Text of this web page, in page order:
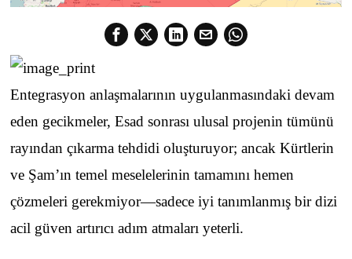
Entegrasyon anlaşmalarının uygulanmasındaki devam
eden gecikmeler, Esad sonrası ulusal projenin tümünü
rayından çıkarma tehdidi oluşturuyor; ancak Kürtlerin
ve Şam’ın temel meselelerinin tamamını hemen
çözmeleri gerekmiyor—sadece iyi tanımlanmış bir dizi
acil güven artırıcı adım atmaları yeterli.